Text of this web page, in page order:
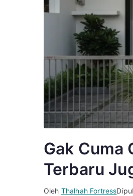
Gak Cuma
Terbaru
Oleh Thalhah Fortress